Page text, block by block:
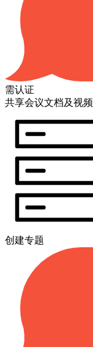
需认证
共享会议文档及视频
创建专题